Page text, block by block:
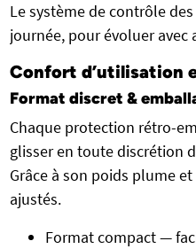
Le système de contrôle
journée, pour évoluer
Confort d’utilisation
Format discret &
Chaque protection rétro-
glisser en toute discrétion
Grâce à son poids plume
ajustés.
Format compact —